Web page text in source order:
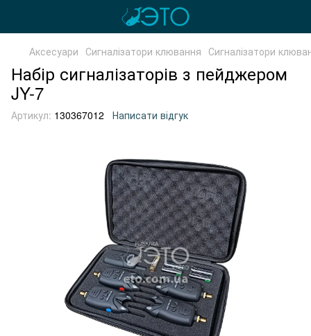
Аксесуари Сигналізатори клювання Сигналізатори
Набір сигналізаторів з пейджером
JY-7
Артикул: 130367012 Написати відгук